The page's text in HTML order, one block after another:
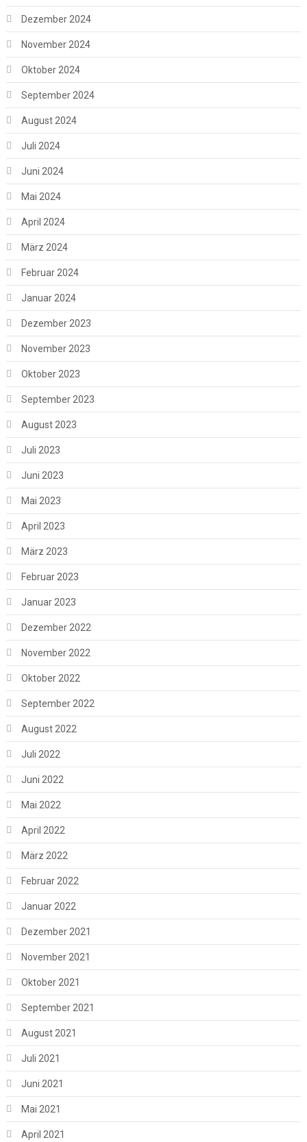
Dezember 2024
November 2024
Oktober 2024
September 2024
August 2024
Juli 2024
Juni 2024
Mai 2024
April 2024
März 2024
Februar 2024
Januar 2024
Dezember 2023
November 2023
Oktober 2023
September 2023
August 2023
Juli 2023
Juni 2023
Mai 2023
April 2023
März 2023
Februar 2023
Januar 2023
Dezember 2022
November 2022
Oktober 2022
September 2022
August 2022
Juli 2022
Juni 2022
Mai 2022
April 2022
März 2022
Februar 2022
Januar 2022
Dezember 2021
November 2021
Oktober 2021
September 2021
August 2021
Juli 2021
Juni 2021
Mai 2021
April 2021